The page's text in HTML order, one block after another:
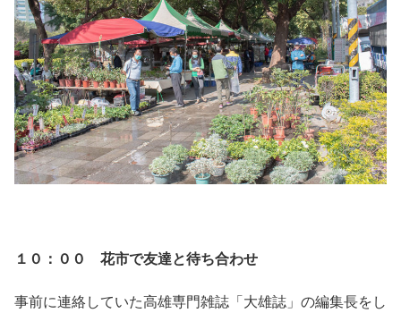
１０：００ 花市で友達と待ち合わせ
事前に連絡していた高雄専門雑誌「大雄誌」の編集長をし